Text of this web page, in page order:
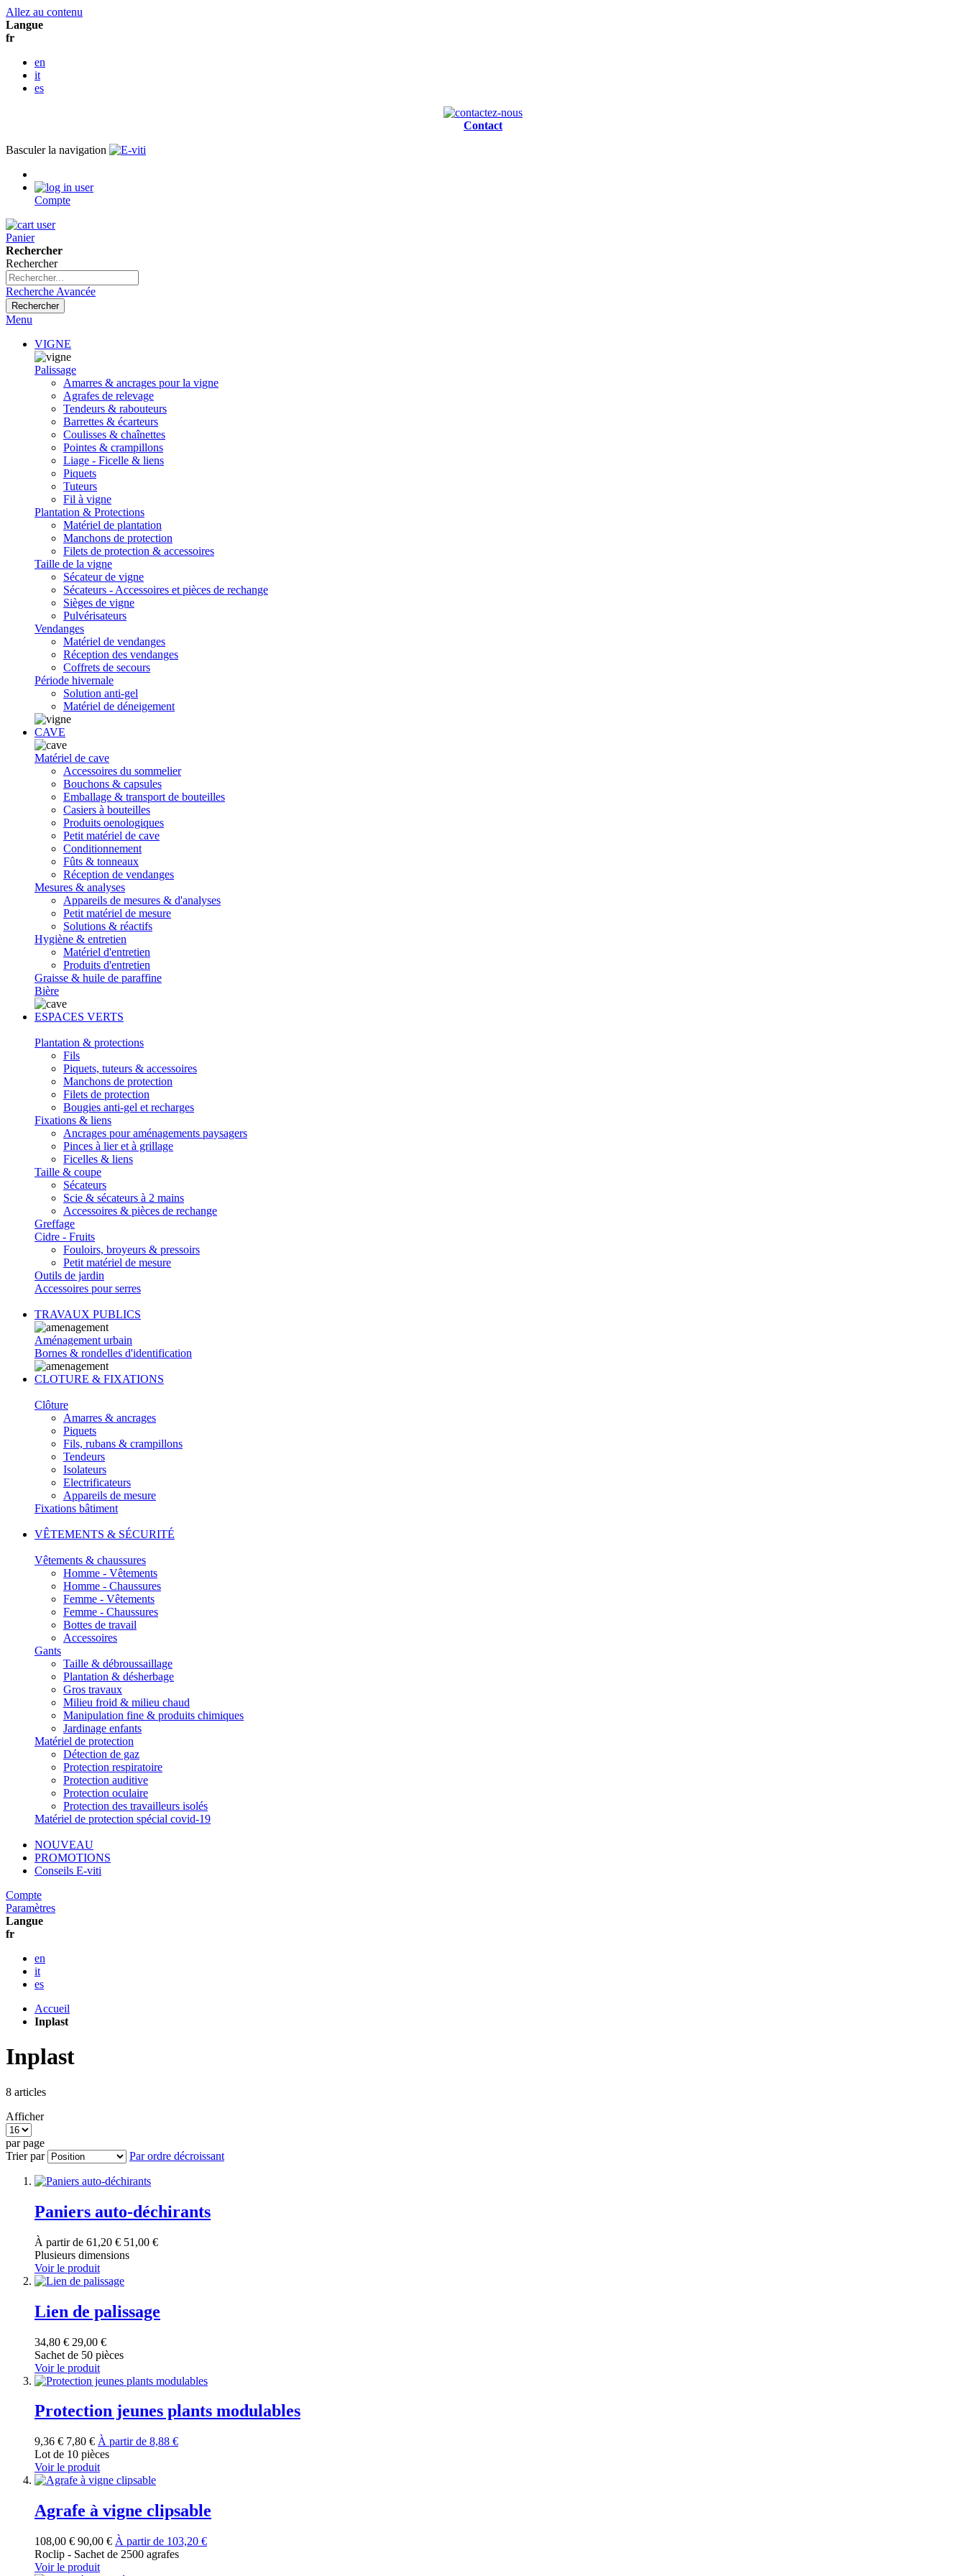
Allez au contenu
Langue
fr
en
it
es
Contact
Basculer la navigation
Compte
Panier
Rechercher
Rechercher
Recherche Avancée
Rechercher
Menu
VIGNE
Palissage
Amarres & ancrages pour la vigne
Agrafes de relevage
Tendeurs & rabouteurs
Barrettes & écarteurs
Coulisses & chaînettes
Pointes & crampillons
Liage - Ficelle & liens
Piquets
Tuteurs
Fil à vigne
Plantation & Protections
Matériel de plantation
Manchons de protection
Filets de protection & accessoires
Taille de la vigne
Sécateur de vigne
Sécateurs - Accessoires et pièces de rechange
Sièges de vigne
Pulvérisateurs
Vendanges
Matériel de vendanges
Réception des vendanges
Coffrets de secours
Période hivernale
Solution anti-gel
Matériel de déneigement
CAVE
Matériel de cave
Accessoires du sommelier
Bouchons & capsules
Emballage & transport de bouteilles
Casiers à bouteilles
Produits oenologiques
Petit matériel de cave
Conditionnement
Fûts & tonneaux
Réception de vendanges
Mesures & analyses
Appareils de mesures & d'analyses
Petit matériel de mesure
Solutions & réactifs
Hygiène & entretien
Matériel d'entretien
Produits d'entretien
Graisse & huile de paraffine
Bière
ESPACES VERTS
Plantation & protections
Fils
Piquets, tuteurs & accessoires
Manchons de protection
Filets de protection
Bougies anti-gel et recharges
Fixations & liens
Ancrages pour aménagements paysagers
Pinces à lier et à grillage
Ficelles & liens
Taille & coupe
Sécateurs
Scie & sécateurs à 2 mains
Accessoires & pièces de rechange
Greffage
Cidre - Fruits
Fouloirs, broyeurs & pressoirs
Petit matériel de mesure
Outils de jardin
Accessoires pour serres
TRAVAUX PUBLICS
Aménagement urbain
Bornes & rondelles d'identification
CLOTURE & FIXATIONS
Clôture
Amarres & ancrages
Piquets
Fils, rubans & crampillons
Tendeurs
Isolateurs
Electrificateurs
Appareils de mesure
Fixations bâtiment
VÊTEMENTS & SÉCURITÉ
Vêtements & chaussures
Homme - Vêtements
Homme - Chaussures
Femme - Vêtements
Femme - Chaussures
Bottes de travail
Accessoires
Gants
Taille & débroussaillage
Plantation & désherbage
Gros travaux
Milieu froid & milieu chaud
Manipulation fine & produits chimiques
Jardinage enfants
Matériel de protection
Détection de gaz
Protection respiratoire
Protection auditive
Protection oculaire
Protection des travailleurs isolés
Matériel de protection spécial covid-19
NOUVEAU
PROMOTIONS
Conseils E-viti
Compte
Paramètres
Langue
fr
en
it
es
Accueil
Inplast
Inplast
8 articles
Afficher
par page
Trier par
Par ordre décroissant
Paniers auto-déchirants
À partir de 61,20 € 51,00 €
Plusieurs dimensions
Voir le produit
Lien de palissage
34,80 € 29,00 €
Sachet de 50 pièces
Voir le produit
Protection jeunes plants modulables
9,36 € 7,80 € À partir de 8,88 €
Lot de 10 pièces
Voir le produit
Agrafe à vigne clipsable
108,00 € 90,00 € À partir de 103,20 €
Roclip - Sachet de 2500 agrafes
Voir le produit